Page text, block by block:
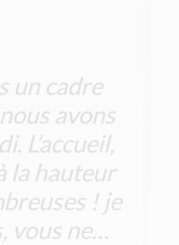
un cadre
avons
L’accueil,
la hauteur
! je
ne…